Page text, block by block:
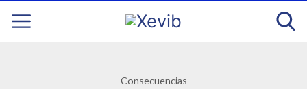
Consecuencias